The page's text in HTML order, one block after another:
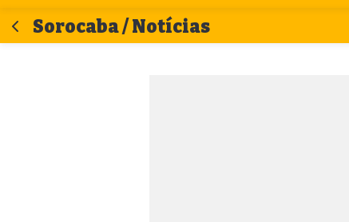
Sorocaba / Notícias